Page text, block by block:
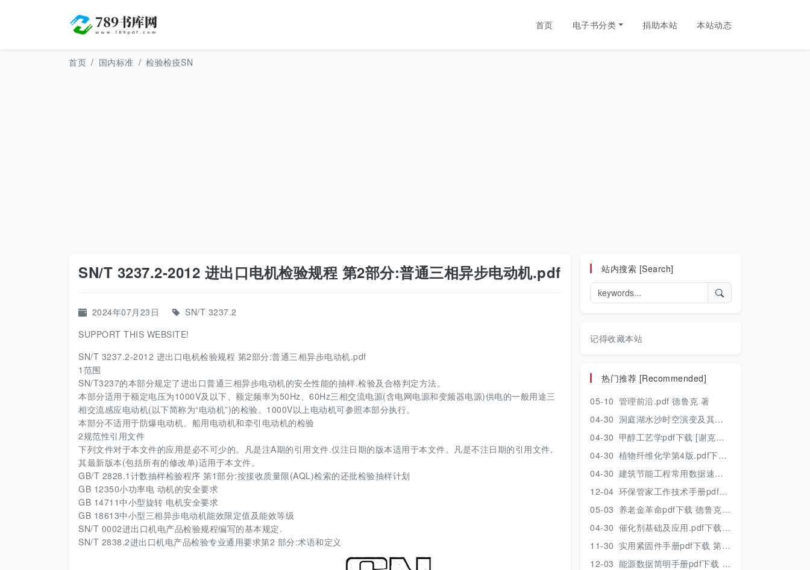
首页 电子书分类 捐助本站 本站动态
首页 国内标准 检验检疫SN
SN/T 3237.2-2012 进出口电机检验规程 第2部分:普通三相异步电动机.pdf
2024年07月23日
SN/T 3237.2
SUPPORT THIS WEBSITE!
SN/T 3237.2-2012 进出口电机检验规程 第2部分:普通三相异步电动机.pdf
1范围
SN/T3237的本部分规定了进出口普通三相异步电动机的安仝性能的抽样.检验及合格判定方法。
本部分适用于额定电压为1000V及以下、额定频率为50Hz、60Hz三相交流电源(含电网电源和变频器电源)供电的一般用途三
相交流感应电动机(以下简称为“电动机”)的检验。1000V以上电动机可参照本部分执行。
本部分不适用于防爆电动机、船用电动机和牵引电动机的检验
2规范性引用文件
下列文件对于本文件的应用是必不可少的。凡是注A期的引用文件.仅注日期的版本适用于本文件。凡是不注日期的引用文件,
其最新版本(包括所有的修改单)适用于本文件。
GB/T 2828.1计数抽样检验程序 第1部分:按接收质量限(AQL)检索的还批检验抽样计划
GB 12350小功率电 动机的安全要求
GB 14711中小型旋转 电机安全要求
GB 18613中小型三相异步电动机能效限定值及能效等级
SN/T 0002进出口机电产品检验规程编写的基本规定.
SN/T 2838.2进出口机电产品检验专业通用要求第2 部分:术语和定义
站内搜索 [Search]
记得收藏本站
热门推荐 [Recommended]
05-10 管理前沿.pdf 德鲁克 著
04-30 洞庭湖水沙时空演变及其对水资源安全的影响研究.pdf 胡光伟 著 2017年版
04-30 甲醇工艺学pdf下载 [谢克昌 房鼎业主编] 2010年版
04-30 植物纤维化学第4版.pdf下载 [裴继诚主编] 2012年版
04-30 建筑节能工程常用数据速查手册.pdf下载 [陈慢勤著] 2010年版
12-04 环保管家工作技术手册pdf下载 2019年版
05-03 养老金革命pdf下载 德鲁克 著
04-30 催化剂基础及应用.pdf下载 [季生福 张谦温 赵彬侠编] 2011年版
11-30 实用紧固件手册pdf下载 第三版 2018年版
12-03 能源数据简明手册pdf下载 2017版